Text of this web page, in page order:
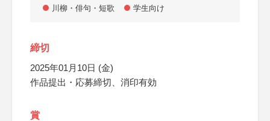
川柳・俳句・短歌 学生向け
締切
2025年01月10日 (金)
作品提出・応募締切、消印有効
賞